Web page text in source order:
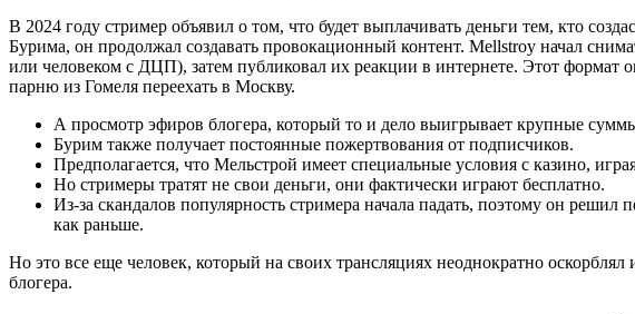
В 2024 году стример объявил о том, что будет выплачивать деньги тем, кто
Бурима, он продолжал создавать провокационный контент. Mellstroy начал
или человеком с ДЦП), затем публиковал их реакции в интернете. Этот
парню из Гомеля переехать в Москву.
А просмотр эфиров блогера, который то и дело выигрывает крупные
Бурим также получает постоянные пожертвования от подписчиков.
Предполагается, что Мельстрой имеет специальные условия с казино,
Но стримеры тратят не свои деньги, они фактически играют бесплатно.
Из-за скандалов популярность стримера начала падать, поэтому он
как раньше.
Но это все еще человек, который на своих трансляциях неоднократно
блогера.